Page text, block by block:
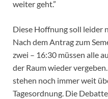
weiter geht.”
Diese Hoffnung soll leider
Nach dem Antrag zum
zwei – 16:30 müssen alle
der Raum wieder
stehen noch immer weit
Tagesordnung. Die